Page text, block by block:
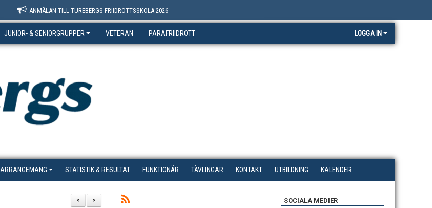
ANMÄLAN TILL TUREBERGS FRIIDROTTSSKOLA 2026
JUNIOR- & SENIORGRUPPER VETERAN PARAFRIIDROTT LOGGA IN
ARRANGEMANG STATISTIK & RESULTAT FUNKTIONÄR TÄVLINGAR KONTAKT UTBILDNING KALENDER
>
< SOCIALA MEDIER